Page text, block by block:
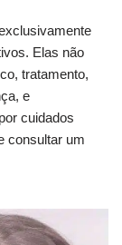
Elas não
tratamento,
e
cuidados
consultar um